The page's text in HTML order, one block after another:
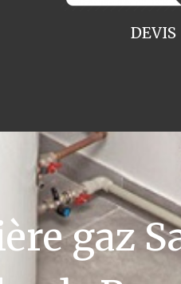
DEVIS
gaz